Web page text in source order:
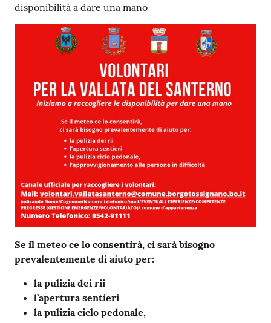
disponibilità a dare una mano
Se il meteo ce lo consentirà, ci sarà bisogno
prevalentemente di aiuto per:
la pulizia dei rii
l’apertura sentieri
la pulizia ciclo pedonale,